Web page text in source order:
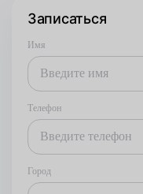
Записаться
Имя
Телефон
Город